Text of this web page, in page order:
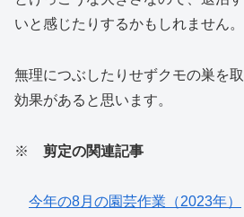
いと感じたりするかもしれません。
無理につぶしたりせずクモの巣を
効果があると思います。
※ 剪定の関連記事
今年の8月の園芸作業（2023年）